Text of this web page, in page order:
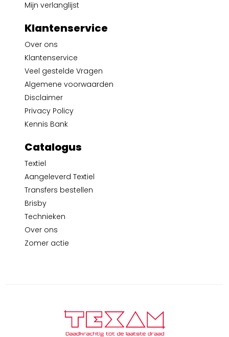
Mijn verlanglijst
Klantenservice
Over ons
Klantenservice
Veel gestelde Vragen
Algemene voorwaarden
Disclaimer
Privacy Policy
Kennis Bank
Catalogus
Textiel
Aangeleverd Textiel
Transfers bestellen
Brisby
Technieken
Over ons
Zomer actie